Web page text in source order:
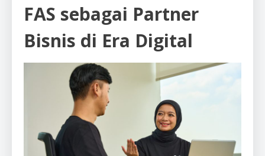
FAS sebagai Partner
Bisnis di Era Digital